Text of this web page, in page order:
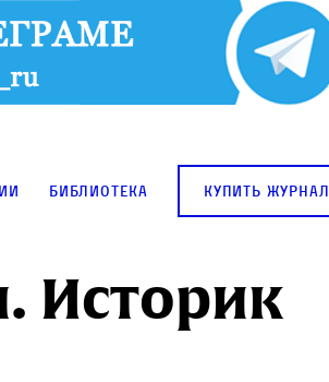
Библиотека купить журнал
Историк